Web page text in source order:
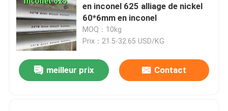
Alliage de nickel
Alliage de Monel
Alliage nitronique
en inconel 625 alliage de nickel
60*6mm en inconel
MOQ：10kg
Prix：21.5-32.65 USD/KG
meilleur prix Contact